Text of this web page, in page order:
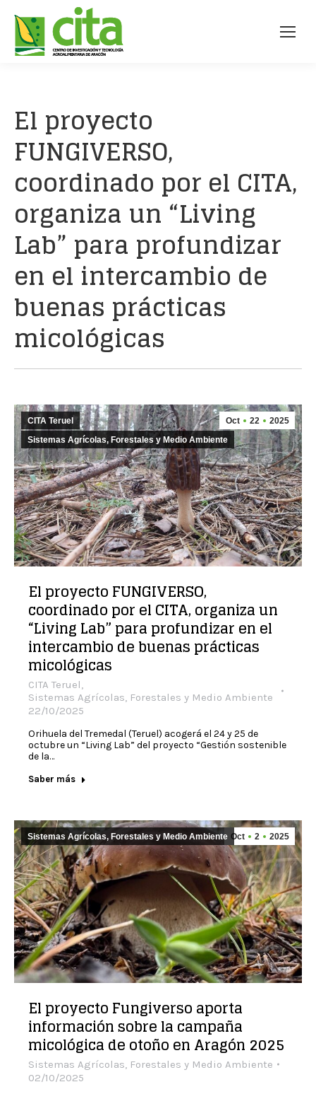
El proyecto
FUNGIVERSO,
coordinado por el CITA,
organiza un “Living
Lab” para profundizar
en el intercambio de
buenas prácticas
micológicas
Oct 22 2025
CITA Teruel
Sistemas Agrícolas, Forestales y Medio Ambiente
El proyecto FUNGIVERSO,
coordinado por el CITA, organiza un
“Living Lab” para profundizar en el
intercambio de buenas prácticas
micológicas
CITA Teruel,
Sistemas Agrícolas, Forestales y Medio Ambiente
22/10/2025
Orihuela del Tremedal (Teruel) acogerá el 24 y 25 de
octubre un “Living Lab” del proyecto “Gestión sostenible
de la…
Saber más
Oct 2 2025
Sistemas Agrícolas, Forestales y Medio Ambiente
El proyecto Fungiverso aporta
información sobre la campaña
micológica de otoño en Aragón 2025
Sistemas Agrícolas, Forestales y Medio Ambiente
02/10/2025